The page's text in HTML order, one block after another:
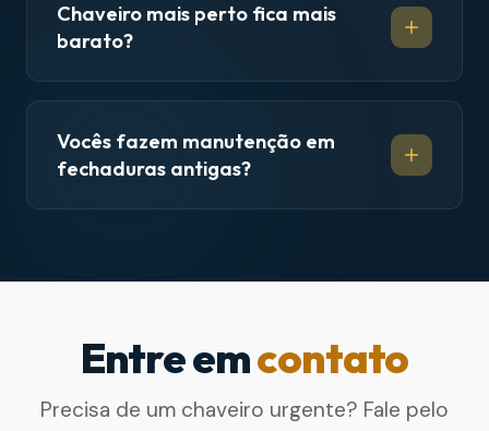
Chaveiro mais perto fica mais
barato?
Vocês fazem manutenção em
fechaduras antigas?
Entre emcontato
Precisa de um chaveiro urgente? Fale pelo